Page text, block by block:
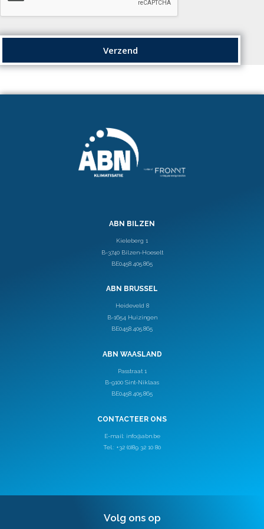
Verzend
ABN BILZEN
Kieleberg 1
B-3740 Bilzen-Hoeselt
BE0458.405.865
ABN BRUSSEL
Heideveld 8
B-1654 Huizingen
BE0458.405.865
ABN WAASLAND
Passtraat 1
B-9100 Sint-Niklaas
BE0458.405.865
CONTACTEER ONS
E-mail: info@abn.be
Tel.: +32 (0)89 32 10 80
Volg ons op